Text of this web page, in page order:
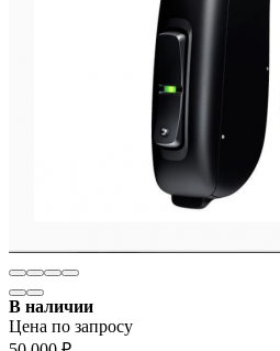
В наличии
Цена по запросу